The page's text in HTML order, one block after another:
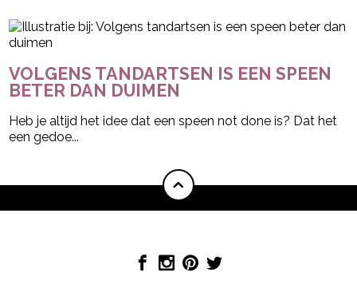
VOLGENS TANDARTSEN IS EEN SPEEN
BETER DAN DUIMEN
Heb je altijd het idee dat een speen not done is? Dat het
een gedoe...